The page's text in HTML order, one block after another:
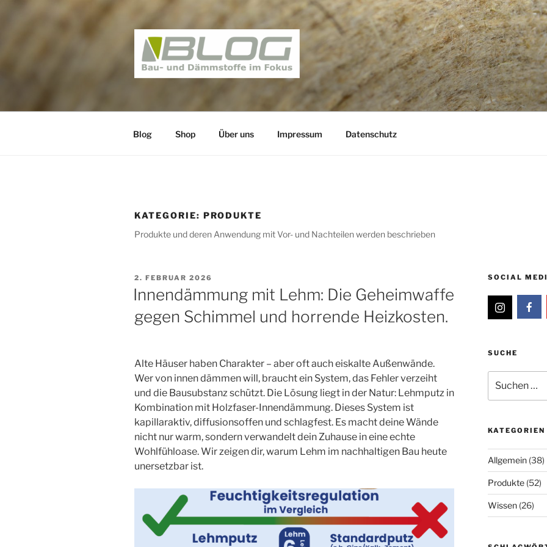
BAUNATIV – BLOG
Blog Shop Über uns Impressum Datenschutz
KATEGORIE: PRODUKTE
Produkte und deren Anwendung mit Vor- und Nachteilen werden beschrieben
VERÖFFENTLICHT
AM
2. FEBRUAR 2026
Innendämmung mit Lehm: Die Geheimwaffe
gegen Schimmel und horrende Heizkosten.
Alte Häuser haben Charakter – aber oft auch eiskalte Außenwände.
Wer von innen dämmen will, braucht ein System, das Fehler verzeiht
und die Bausubstanz schützt. Die Lösung liegt in der Natur: Lehmputz in
Kombination mit Holzfaser-Innendämmung. Dieses System ist
kapillaraktiv, diffusionsoffen und schlagfest. Es macht deine Wände
nicht nur warm, sondern verwandelt dein Zuhause in eine echte
Wohlfühloase. Wir zeigen dir, warum Lehm im nachhaltigen Bau heute
unersetzbar ist.
SOCIAL
SUCHE
nach:
KATEGORIEN
Allgemein(38)
Produkte(52)
Wissen(26)